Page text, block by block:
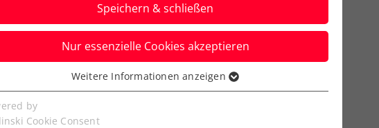
feiern Erfolge
ÖMS bereiten den Steirer:innen viel
Speichern & schließen
Nur essenzielle Cookies akzeptieren
Cookies werden für grundlegende Funktionen der
benötigt. Dadurch ist gewährleistet, dass die Webseite
Weitere Informationen anzeigen
by
Cookie Consent